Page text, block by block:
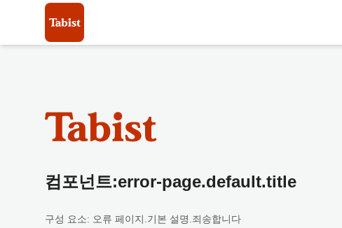
컴포넌트:error-page.default.title
구성 요소: 오류 페이지.기본 설명.죄송합니다